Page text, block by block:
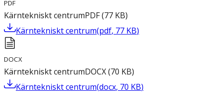
PDF
Kärntekniskt centrumPDF(77 KB)
Kärntekniskt centrum(pdf, 77 KB)
DOCX
Kärntekniskt centrumDOCX(70 KB)
Kärntekniskt centrum(docx, 70 KB)